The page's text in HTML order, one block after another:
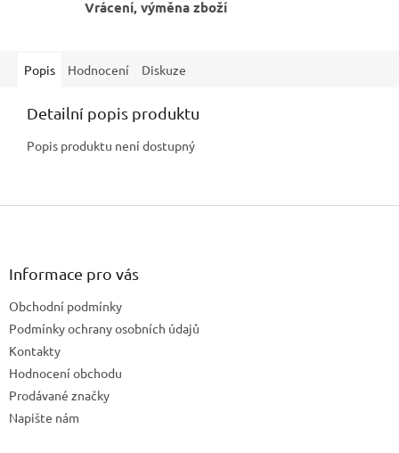
Vrácení, výměna zboží
Popis Hodnocení Diskuze
Detailní popis produktu
Popis produktu není dostupný
Z
Informace pro vás
Obchodní podmínky
Podmínky ochrany osobních údajů
Kontakty
Hodnocení obchodu
Prodávané značky
Napište nám